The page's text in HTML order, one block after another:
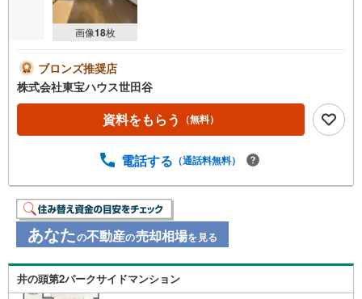
画像18枚
ブロンズ推奨店
株式会社東宝ハウス世田谷
資料をもらう （無料）
電話する （通話料無料）
あなたの不動産の売却相場を見る
井の頭第2パークサイドマンション